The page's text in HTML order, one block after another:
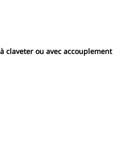
claveter ou avec accouplement